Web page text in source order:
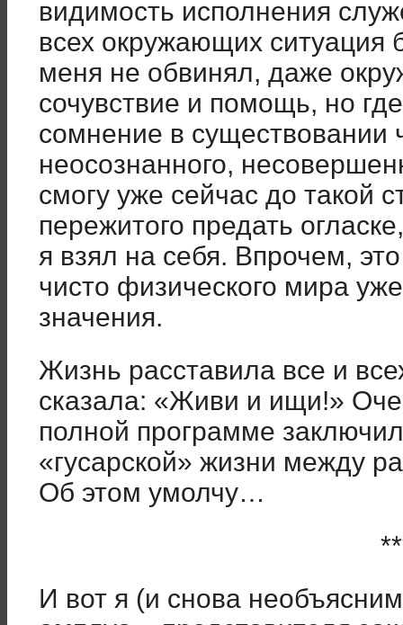
видимость исполнения
всех окружающих ситуация
меня не обвинял, даже
сочувствие и помощь, но
сомнение в существовании
неосознанного,
смогу уже сейчас до такой
пережитого предать
я взял на себя. Впрочем,
чисто физического мира
значения.
Жизнь расставила все и
сказала: «Живи и ищи!»
полной программе
«гусарской» жизни между
Об этом умолчу…
И вот я (и снова